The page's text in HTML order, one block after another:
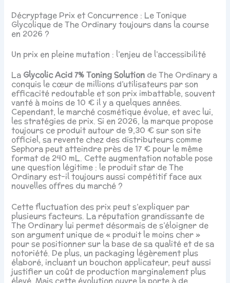
Décryptage Prix et Concurrence : Le Tonique
Glycolique de The Ordinary toujours dans la course
en 2026 ?
Un prix en pleine mutation : l’enjeu de l’accessibilité
La Glycolic Acid 7% Toning Solution de The Ordinary a
conquis le cœur de millions d’utilisateurs par son
efficacité redoutable et son prix imbattable, souvent
vanté à moins de 10 € il y a quelques années.
Cependant, le marché cosmétique évolue, et avec lui,
les stratégies de prix. Si en 2026, la marque propose
toujours ce produit autour de 9,30 € sur son site
officiel, sa revente chez des distributeurs comme
Sephora peut atteindre près de 17 € pour le même
format de 240 mL. Cette augmentation notable pose
une question légitime : le produit star de The
Ordinary est-il toujours aussi compétitif face aux
nouvelles offres du marché ?
Cette fluctuation des prix peut s’expliquer par
plusieurs facteurs. La réputation grandissante de
The Ordinary lui permet désormais de s’éloigner de
son argument unique de « produit le moins cher »
pour se positionner sur la base de sa qualité et de sa
notoriété. De plus, un packaging légèrement plus
élaboré, incluant un bouchon applicateur, peut aussi
justifier un coût de production marginalement plus